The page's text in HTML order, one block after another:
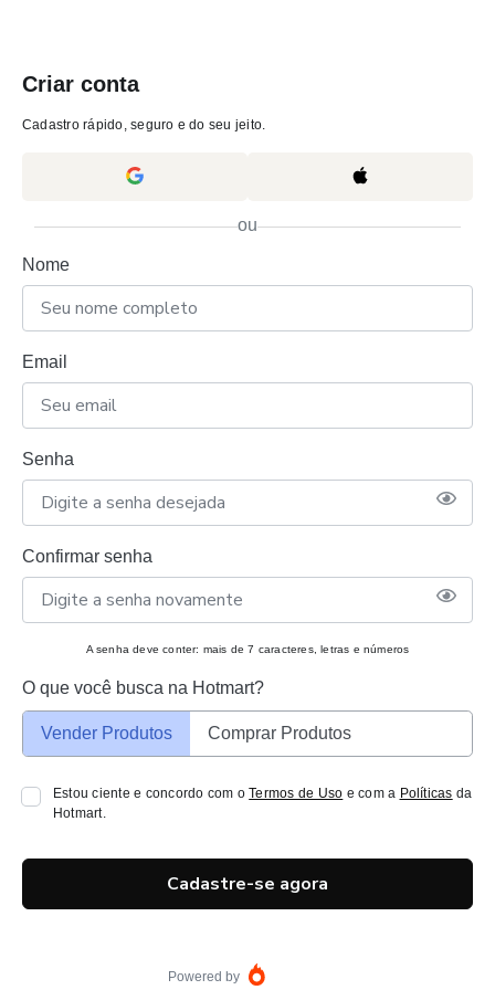
Criar conta
Cadastro rápido, seguro e do seu jeito.
ou
Nome
Email
Senha
Confirmar senha
A senha deve conter: mais de 7 caracteres, letras e números
O que você busca na Hotmart?
Vender Produtos Comprar Produtos
Estou ciente e concordo com oTermos de Uso e com a Políticas da
Hotmart.
Cadastre-se agora
Powered by